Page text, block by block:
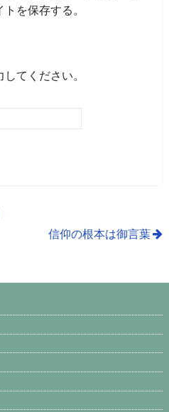
を保存する。
てください。
信仰の根本は御言葉